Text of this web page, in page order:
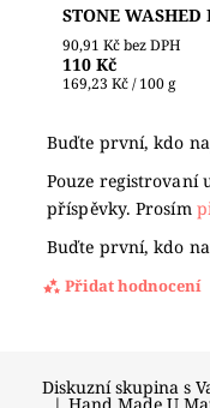
STONE
90,91 Kč bez DPH
110 Kč
169,23 Kč / 100 g
Buďte první, kdo
Pouze registrovaní
příspěvky. Prosím
Buďte první, kdo
Přidat hodnocení
Diskuzní skupina s